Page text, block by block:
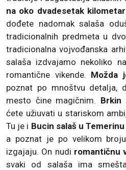
na oko dvadesetak
dođete nadomak salaša
tradicionalnih predmeta u
tradicionalna vojvođanska
salaša izdvajamo nekoliko
romantične vikende. Možda
poznat po mnoštvu detalja,
mesto čine magičnim. Brkin
ćete užiuvati u stariskom
Tu je i Bucin salaš u Temerinu
a poznat je po velikom
izgajaju. On nudi romantičnu
svaki od salaša ima